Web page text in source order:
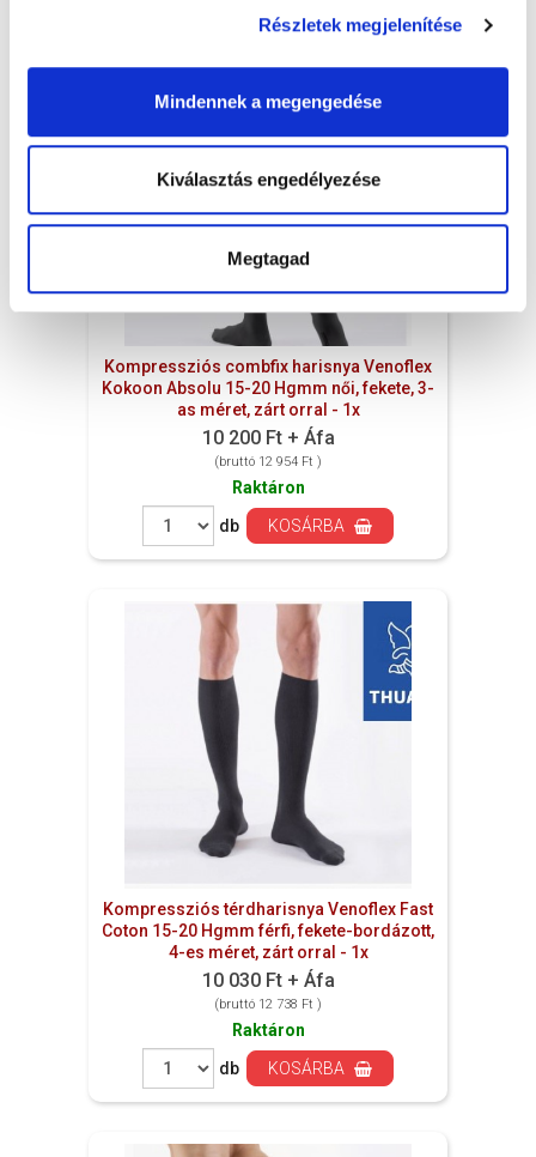
Részletek megjelenítése
Mindennek a megengedése
Kiválasztás engedélyezése
Megtagad
Kompressziós combfix harisnya Venoflex
Kokoon Absolu 15-20 Hgmm női, fekete, 3-
as méret, zárt orral - 1x
10 200 Ft + Áfa
(bruttó 12 954 Ft )
Raktáron
db
KOSÁRBA
Kompressziós térdharisnya Venoflex Fast
Coton 15-20 Hgmm férfi, fekete-bordázott,
4-es méret, zárt orral - 1x
10 030 Ft + Áfa
(bruttó 12 738 Ft )
Raktáron
db
KOSÁRBA